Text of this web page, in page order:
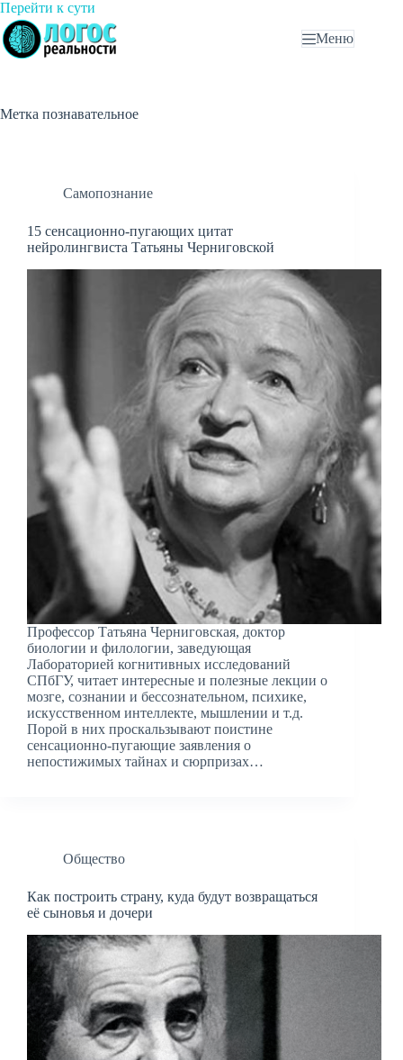
Перейти к сути
к
сути
Меню
Метка познавательное
Самопознание
15 сенсационно-пугающих цитат
нейролингвиста Татьяны Черниговской
Профессор Татьяна Черниговская, доктор
биологии и филологии, заведующая
Лабораторией когнитивных исследований
СПбГУ, читает интересные и полезные лекции о
мозге, сознании и бессознательном, психике,
искусственном интеллекте, мышлении и т.д.
Порой в них проскальзывают поистине
сенсационно-пугающие заявления о
непостижимых тайнах и сюрпризах…
Общество
Как построить страну, куда будут возвращаться
её сыновья и дочери